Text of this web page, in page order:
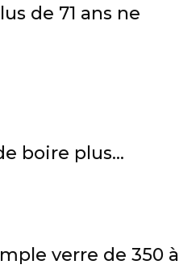
de 71 ans ne
boire plus...
verre de 350 à